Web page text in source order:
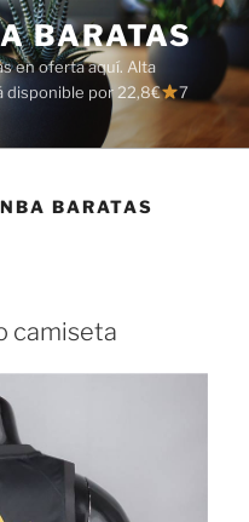
BARATAS
en oferta aquí. Alta
disponible por 22,8€
7
BARATAS
camiseta